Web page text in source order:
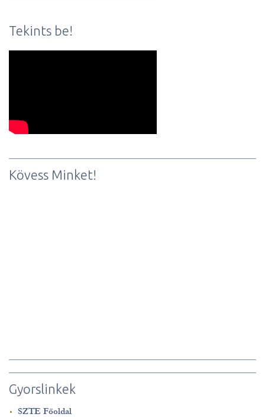
Tekints be!
Kövess Minket!
Gyorslinkek
SZTE Főoldal